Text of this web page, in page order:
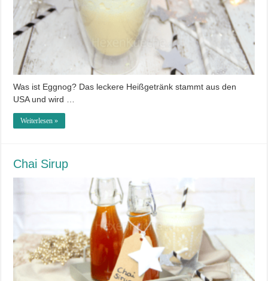
Was ist Eggnog? Das leckere Heißgetränk stammt aus den
USA und wird …
Weiterlesen »
Chai Sirup